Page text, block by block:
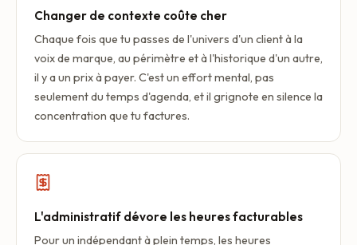
Changer de contexte coûte cher
Chaque fois que tu passes de l'univers d'un client à la
voix de marque, au périmètre et à l'historique d'un autre,
il y a un prix à payer. C'est un effort mental, pas
seulement du temps d'agenda, et il grignote en silence la
concentration que tu factures.
L'administratif dévore les heures facturables
Pour un indépendant à plein temps, les heures